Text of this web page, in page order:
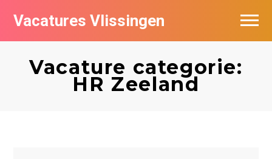
Vacatures Vlissingen
Vacature categorie:
HR Zeeland